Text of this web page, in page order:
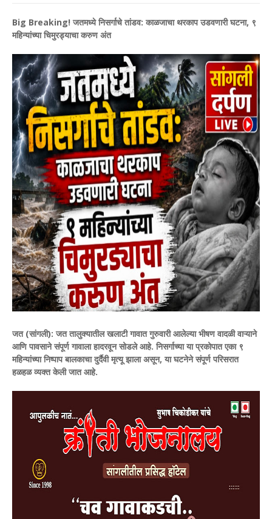
Big Breaking! जतमध्ये निसर्गाचे तांडव: काळजाचा थरकाप उडवणारी घटना, ९
महिन्यांच्या चिमुरड्याचा करुण अंत
जत (सांगली): जत तालुक्यातील खलाटी गावात गुरुवारी आलेल्या भीषण वादळी वाऱ्याने
आणि पावसाने संपूर्ण गावाला हादरवून सोडले आहे. निसर्गाच्या या प्रकोपात एका ९
महिन्यांच्या निष्पाप बालकाचा दुर्दैवी मृत्यू झाला असून, या घटनेने संपूर्ण परिसरात
हळहळ व्यक्त केली जात आहे.